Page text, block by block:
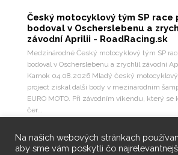
Český motocyklový tým SP race
bodoval v Oscherslebenu a
závodní Aprilii - RoadRacing.sk
Medzinárodné Český motocyklový tým SP
bodoval v Oscherslebenu a zrychlil závodní
Karnok 04.08.2026 Mladý český
project získal další body v mezinárodním
EURO MOTO. Při závodním víkendu, který se
čer...
6
Na našich webových stránkach
aby sme vám poskytli čo